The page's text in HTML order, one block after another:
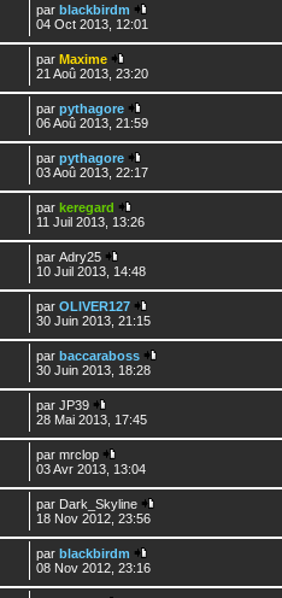
parblackbirdm
04 Oct 2013, 12:01
parMaxime
21 Aoû 2013, 23:20
parpythagore
06 Aoû 2013, 21:59
parpythagore
03 Aoû 2013, 22:17
parkeregard
11 Juil 2013, 13:26
parAdry25
10 Juil 2013, 14:48
parOLIVER127
30 Juin 2013, 21:15
parbaccaraboss
30 Juin 2013, 18:28
parJP39
28 Mai 2013, 17:45
parmrclop
03 Avr 2013, 13:04
par Dark_Skyline
18 Nov 2012, 23:56
parblackbirdm
08 Nov 2012, 23:16